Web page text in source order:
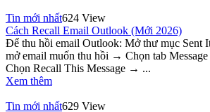
Tin mới nhất624 View
Cách Recall Email Outlook (Mới 2026)
Để thu hồi email Outlook: Mở thư mục Sent
mở email muốn thu hồi → Chọn tab
Chọn Recall This Message → ...
Xem thêm
Tin mới nhất629 View